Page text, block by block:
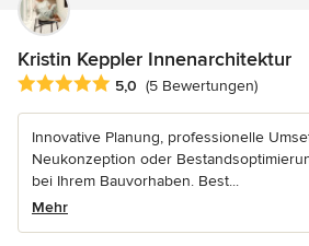
Kristin Keppler Innenarchitektur
Durchschnittliche Bewertung: 5 von 5
5,0 (5 Bewertungen)
Innovative Planung, professionelle
Neukonzeption oder
bei Ihrem Bauvorhaben. Best...
Mehr